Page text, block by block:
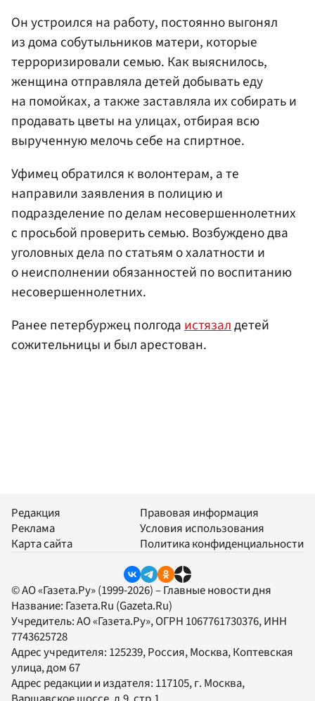
Он устроился на работу, постоянно выгонял
из дома собутыльников матери, которые
терроризировали семью. Как выяснилось,
женщина отправляла детей добывать еду
на помойках, а также заставляла их собирать и
продавать цветы на улицах, отбирая всю
вырученную мелочь себе на спиртное.
Уфимец обратился к волонтерам, а те
направили заявления в полицию и
подразделение по делам несовершеннолетних
с просьбой проверить семью. Возбуждено два
уголовных дела по статьям о халатности и
о неисполнении обязанностей по воспитанию
несовершеннолетних.
Ранее петербуржец полгодаистязалдетей
сожительницы и был арестован.
Редакция
Реклама
Карта сайта
Правовая информация
Условия использования
Политика конфиденциальности
© АО «Газета.Ру» (1999-2026) – Главные новости дня
Название: Газета.Ru (Gazeta.Ru)
Учредитель:АО «Газета.Ру», ОГРН 1067761730376, ИНН
7743625728
Адрес учредителя: 125239, Россия, Москва, Коптевская
улица, дом 67
Адрес редакции и издателя: 117105, г. Москва,